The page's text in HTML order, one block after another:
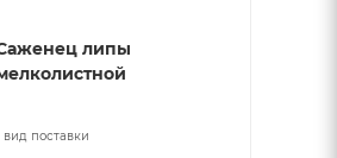
липы
вид поставки